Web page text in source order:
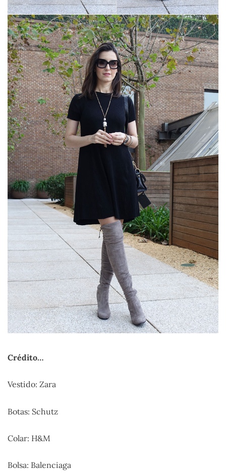
Crédito…
Vestido: Zara
Botas: Schutz
Colar: H&M
Bolsa: Balenciaga